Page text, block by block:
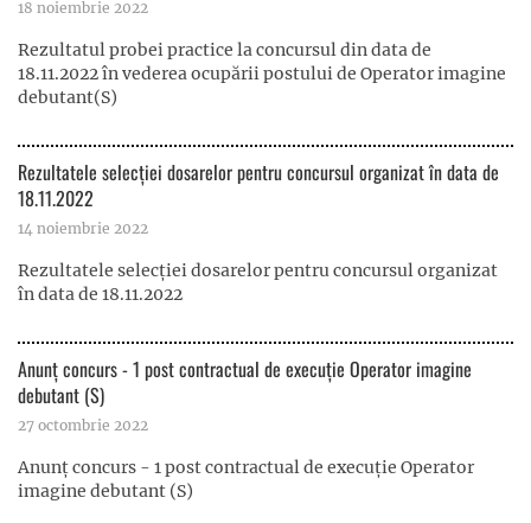
18 noiembrie 2022
Rezultatul probei practice la concursul din data de
18.11.2022 în vederea ocupării postului de Operator imagine
debutant(S)
Rezultatele selecției dosarelor pentru concursul organizat în data de
18.11.2022
14 noiembrie 2022
Rezultatele selecției dosarelor pentru concursul organizat
în data de 18.11.2022
Anunț concurs - 1 post contractual de execuție Operator imagine
debutant (S)
27 octombrie 2022
Anunț concurs - 1 post contractual de execuție Operator
imagine debutant (S)